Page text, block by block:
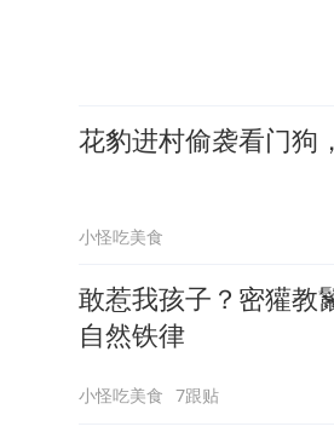
花豹进村偷袭看门狗
小怪吃美食
敢惹我孩子？密獾教
自然铁律
小怪吃美食 7跟贴